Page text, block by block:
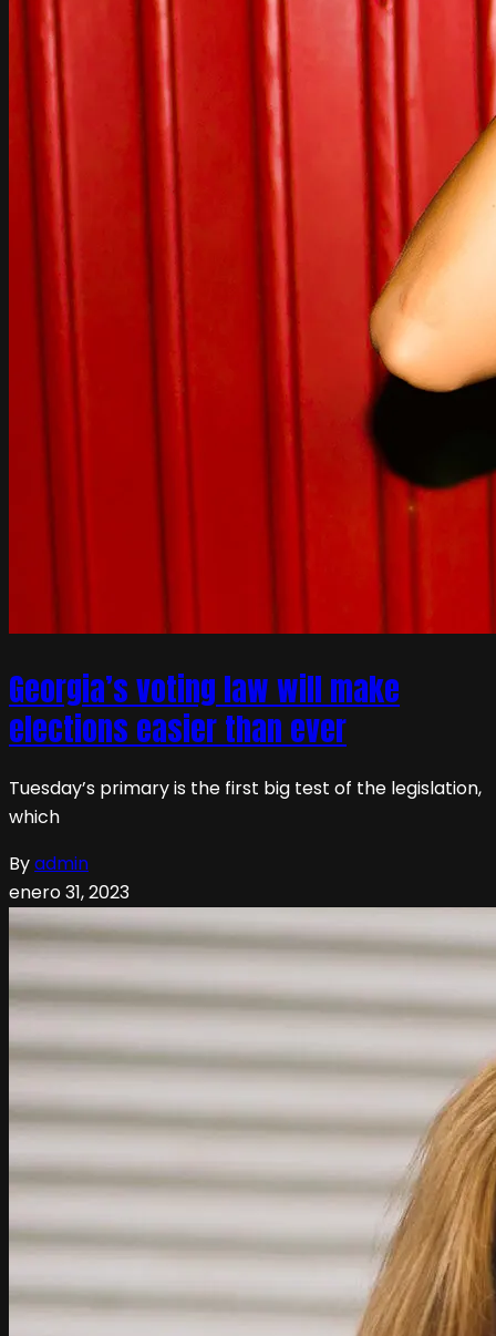
Georgia’s voting law will make
elections easier than ever
Tuesday’s primary is the first big test of the legislation,
which
Byadmin
enero 31, 2023